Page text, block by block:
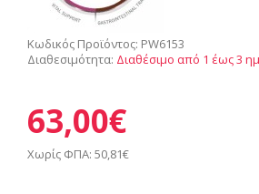
Κωδικός Προϊόντος: PW6153
Διαθεσιμότητα: Διαθέσιμο από 1 έως 3
63,00€
Χωρίς ΦΠΑ: 50,81€